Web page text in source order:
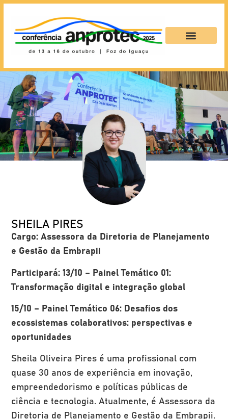
SHEILA PIRES
Cargo: Assessora da Diretoria de Planejamento
e Gestão da Embrapii
Participará: 13/10 – Painel Temático 01:
Transformação digital e integração global
15/10 – Painel Temático 06: Desafios dos
ecossistemas colaborativos: perspectivas e
oportunidades
Sheila Oliveira Pires é uma profissional com
quase 30 anos de experiência em inovação,
empreendedorismo e políticas públicas de
ciência e tecnologia. Atualmente, é Assessora da
Diretoria de Planejamento e Gestão da Embrapii.